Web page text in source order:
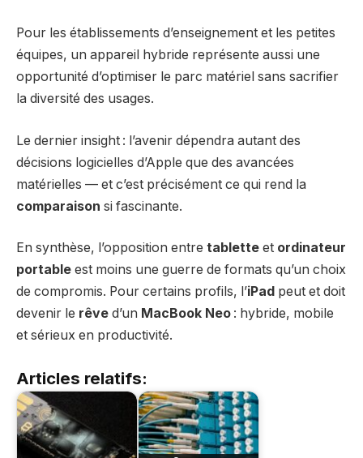
Pour les établissements d’enseignement et les petites
équipes, un appareil hybride représente aussi une
opportunité d’optimiser le parc matériel sans sacrifier
la diversité des usages.
Le dernier insight : l’avenir dépendra autant des
décisions logicielles d’Apple que des avancées
matérielles — et c’est précisément ce qui rend la
comparaison si fascinante.
En synthèse, l’opposition entre tablette et ordinateur
portable est moins une guerre de formats qu’un choix
de compromis. Pour certains profils, l’iPad peut et doit
devenir le rêve d’un MacBook Neo : hybride, mobile
et sérieux en productivité.
Articles relatifs: